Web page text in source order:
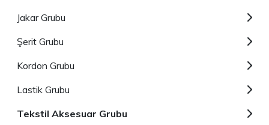
Jakar Grubu
Şerit Grubu
Kordon Grubu
Lastik Grubu
Tekstil Aksesuar Grubu